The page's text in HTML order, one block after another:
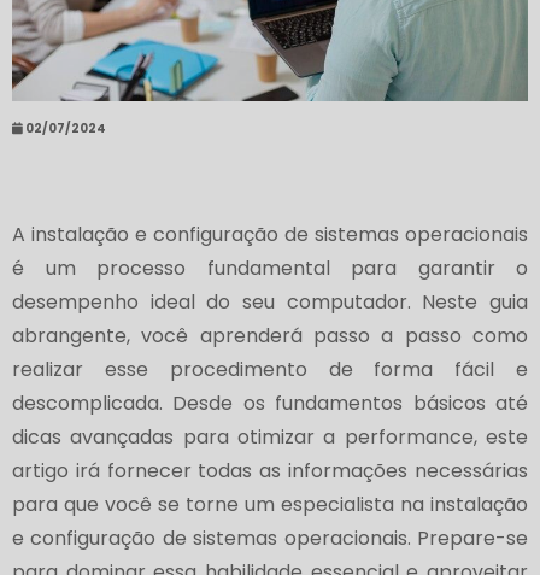
02/07/2024
A instalação e configuração de sistemas operacionais
é um processo fundamental para garantir o
desempenho ideal do seu computador. Neste guia
abrangente, você aprenderá passo a passo como
realizar esse procedimento de forma fácil e
descomplicada. Desde os fundamentos básicos até
dicas avançadas para otimizar a performance, este
artigo irá fornecer todas as informações necessárias
para que você se torne um especialista na instalação
e configuração de sistemas operacionais. Prepare-se